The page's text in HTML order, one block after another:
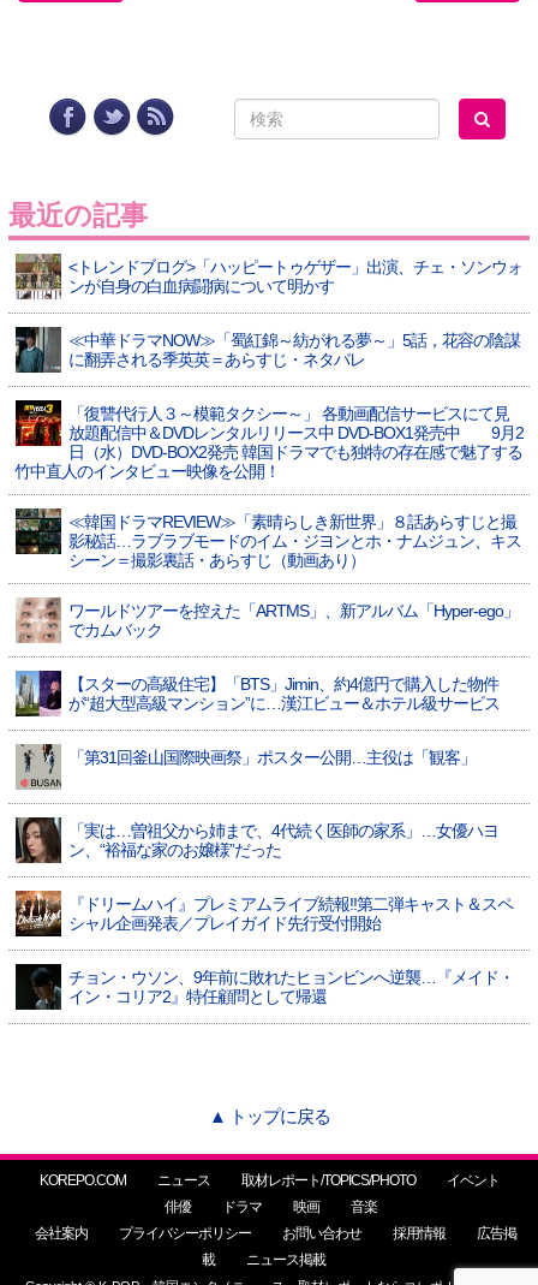
最近の記事
<トレンドブログ>「ハッピートゥゲザー」出演、チェ・ソンウォ
ンが自身の白血病闘病について明かす
≪中華ドラマNOW≫「蜀紅錦～紡がれる夢～」5話，花容の陰謀
に翻弄される季英英＝あらすじ・ネタバレ
「復讐代行人３～模範タクシー～」 各動画配信サービスにて見
放題配信中＆DVDレンタルリリース中 DVD-BOX1発売中 9月2
日（水）DVD-BOX2発売 韓国ドラマでも独特の存在感で魅了する
竹中直人のインタビュー映像を公開！
≪韓国ドラマREVIEW≫「素晴らしき新世界」８話あらすじと撮
影秘話…ラブラブモードのイム・ジヨンとホ・ナムジュン、キス
シーン＝撮影裏話・あらすじ（動画あり）
ワールドツアーを控えた「ARTMS」、新アルバム「Hyper-ego」
でカムバック
【スターの高級住宅】「BTS」Jimin、約4億円で購入した物件
が“超大型高級マンション”に…漢江ビュー＆ホテル級サービス
「第31回釜山国際映画祭」ポスター公開…主役は「観客」
「実は…曽祖父から姉まで、4代続く医師の家系」…女優ハヨ
ン、“裕福な家のお嬢様”だった
『ドリームハイ』プレミアムライブ続報!!第二弾キャスト＆スペ
シャル企画発表／プレイガイド先行受付開始
チョン・ウソン、9年前に敗れたヒョンビンへ逆襲…『メイド・
イン・コリア2』特任顧問として帰還
▲ トップに戻る
KOREPO.COM ニュース 取材レポート/TOPICS/PHOTO
イベント
俳優
ドラマ 映画
音楽
会社案内
プライバシーポリシー お問い合わせ 採用情報
広告掲
載
ニュース掲載